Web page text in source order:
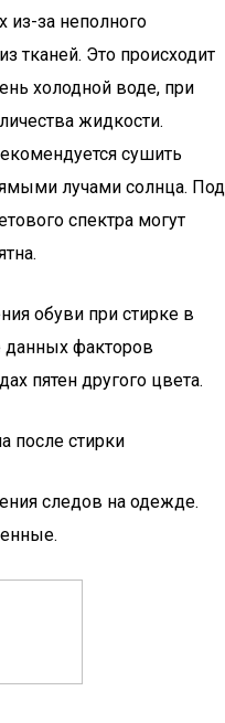
из-за неполного
тканей. Это происходит
холодной воде, при
жидкости.
сушить
лучами солнца. Под
спектра могут
обуви при стирке в
данных факторов
пятен другого цвета.
после стирки
следов на одежде.